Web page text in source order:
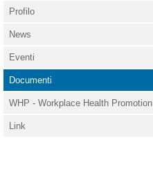
Profilo
News
Eventi
Documenti
WHP - Workplace Health Promotion
Link